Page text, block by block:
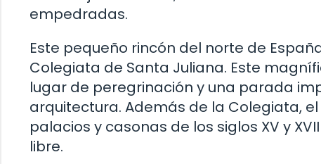
empedradas.
Este pequeño rincón del norte de
Colegiata de Santa Juliana. Este
lugar de peregrinación y una parada
arquitectura. Además de la Colegiata,
palacios y casonas de los siglos XV y
libre.